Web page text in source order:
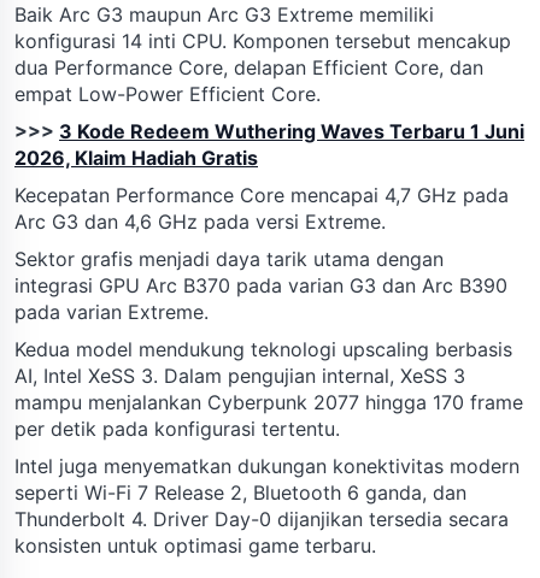
Baik Arc G3 maupun Arc G3 Extreme memiliki
konfigurasi 14 inti CPU. Komponen tersebut mencakup
dua Performance Core, delapan Efficient Core, dan
empat Low-Power Efficient Core.
>>> 3 Kode Redeem Wuthering Waves Terbaru 1 Juni
2026, Klaim Hadiah Gratis
Kecepatan Performance Core mencapai 4,7 GHz pada
Arc G3 dan 4,6 GHz pada versi Extreme.
Sektor grafis menjadi daya tarik utama dengan
integrasi GPU Arc B370 pada varian G3 dan Arc B390
pada varian Extreme.
Kedua model mendukung teknologi upscaling berbasis
AI, Intel XeSS 3. Dalam pengujian internal, XeSS 3
mampu menjalankan Cyberpunk 2077 hingga 170 frame
per detik pada konfigurasi tertentu.
Intel juga menyematkan dukungan konektivitas modern
seperti Wi-Fi 7 Release 2, Bluetooth 6 ganda, dan
Thunderbolt 4. Driver Day-0 dijanjikan tersedia secara
konsisten untuk optimasi game terbaru.